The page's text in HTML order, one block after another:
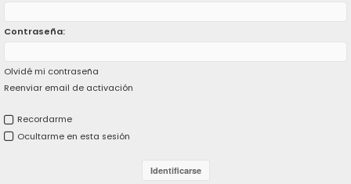
Contraseña:
Olvidé mi contraseña
Reenviar email de activación
Recordarme
Ocultarme en esta sesión